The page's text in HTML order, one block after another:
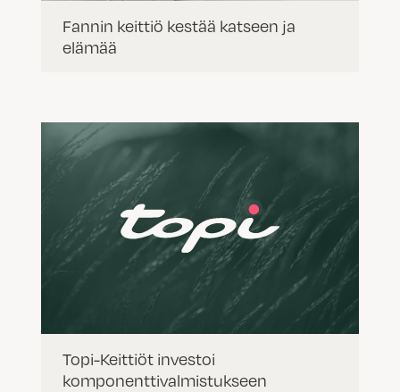
Fannin keittiö kestää katseen ja
elämää
Topi-Keittiöt investoi
komponenttivalmistukseen